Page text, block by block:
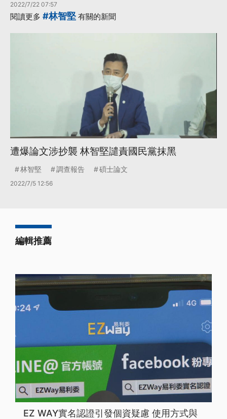
2022/7/22 07:57
閱讀更多 #林智堅有關的新聞
遭爆論文涉抄襲 林智堅譴責國民黨抹黑
林智堅 調查報告 碩士論文
2022/7/5 12:56
編輯推薦
EZ WAY實名認證引發個資疑慮 使用方式與